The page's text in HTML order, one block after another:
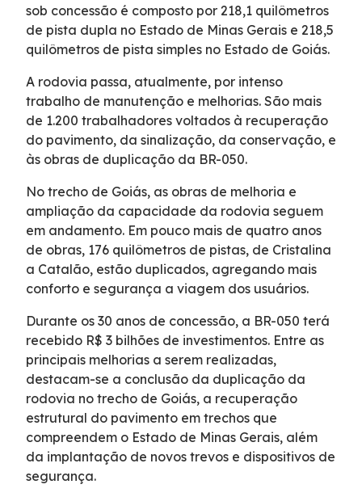
Links Úteis
Estatística de acidentes
Revistas
Notícias
Sustentabilidade
Compromissos Agenda ESG 2030
Compromisso de Regularização Ambiental
Política de Sustentabilidade
Mapa da via
Atendimento
sob concessão é composto por 218,1 quilômetros
de pista dupla no Estado de Minas Gerais e 218,5
quilômetros de pista simples no Estado de Goiás.
A rodovia passa, atualmente, por intenso
trabalho de manutenção e melhorias. São mais
de 1.200 trabalhadores voltados à recuperação
do pavimento, da sinalização, da conservação, e
às obras de duplicação da BR-050.
No trecho de Goiás, as obras de melhoria e
ampliação da capacidade da rodovia seguem
em andamento. Em pouco mais de quatro anos
de obras, 176 quilômetros de pistas, de Cristalina
a Catalão, estão duplicados, agregando mais
conforto e segurança a viagem dos usuários.
Durante os 30 anos de concessão, a BR-050 terá
recebido R$ 3 bilhões de investimentos. Entre as
principais melhorias a serem realizadas,
destacam-se a conclusão da duplicação da
rodovia no trecho de Goiás, a recuperação
estrutural do pavimento em trechos que
compreendem o Estado de Minas Gerais, além
da implantação de novos trevos e dispositivos de
segurança.